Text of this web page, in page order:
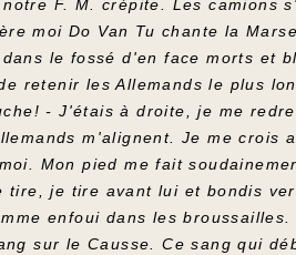
F. M. crépite. Les camions
moi Do Van Tu chante la
le fossé d'en face morts et
retenir les Allemands le plus
- J'étais à droite, je me
m'alignent. Je me crois
Mon pied me fait
je tire avant lui et bondis
enfoui dans les
sur le Causse. Ce sang qui